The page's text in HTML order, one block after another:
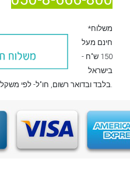
*משלוח
חינם מעל
150 ש"ח -
בישראל
בלבדובדואר רשום , חו"ל- לפי משקל החבילה.